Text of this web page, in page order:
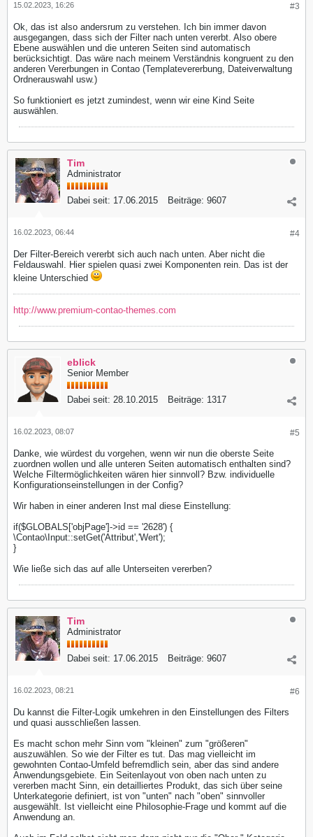
#3
15.02.2023, 16:26
Ok, das ist also andersrum zu verstehen. Ich bin immer davon
ausgegangen, dass sich der Filter nach unten vererbt. Also obere
Ebene auswählen und die unteren Seiten sind automatisch
berücksichtigt. Das wäre nach meinem Verständnis kongruent zu den
anderen Vererbungen in Contao (Templatevererbung, Dateiverwaltung
Ordnerauswahl usw.)
So funktioniert es jetzt zumindest, wenn wir eine Kind Seite
auswählen.
Tim
Administrator
Dabei seit: 17.06.2015 Beiträge: 9607
#4
16.02.2023, 06:44
Der Filter-Bereich vererbt sich auch nach unten. Aber nicht die
Feldauswahl. Hier spielen quasi zwei Komponenten rein. Das ist der
kleine Unterschied
http://www.premium-contao-themes.com
eblick
Senior Member
Dabei seit: 28.10.2015 Beiträge: 1317
#5
16.02.2023, 08:07
Danke, wie würdest du vorgehen, wenn wir nun die oberste Seite
zuordnen wollen und alle unteren Seiten automatisch enthalten sind?
Welche Filtermöglichkeiten wären hier sinnvoll? Bzw. individuelle
Konfigurationseinstellungen in der Config?
Wir haben in einer anderen Inst mal diese Einstellung:
if($GLOBALS['objPage']->id == '2628') {
\Contao\Input::setGet('Attribut','Wert');
}
Wie ließe sich das auf alle Unterseiten vererben?
Tim
Administrator
Dabei seit: 17.06.2015 Beiträge: 9607
#6
16.02.2023, 08:21
Du kannst die Filter-Logik umkehren in den Einstellungen des Filters
und quasi ausschließen lassen.
Es macht schon mehr Sinn vom "kleinen" zum "größeren"
auszuwählen. So wie der Filter es tut. Das mag vielleicht im
gewohnten Contao-Umfeld befremdlich sein, aber das sind andere
Anwendungsgebiete. Ein Seitenlayout von oben nach unten zu
vererben macht Sinn, ein detailliertes Produkt, das sich über seine
Unterkategorie definiert, ist von "unten" nach "oben" sinnvoller
ausgewählt. Ist vielleicht eine Philosophie-Frage und kommt auf die
Anwendung an.